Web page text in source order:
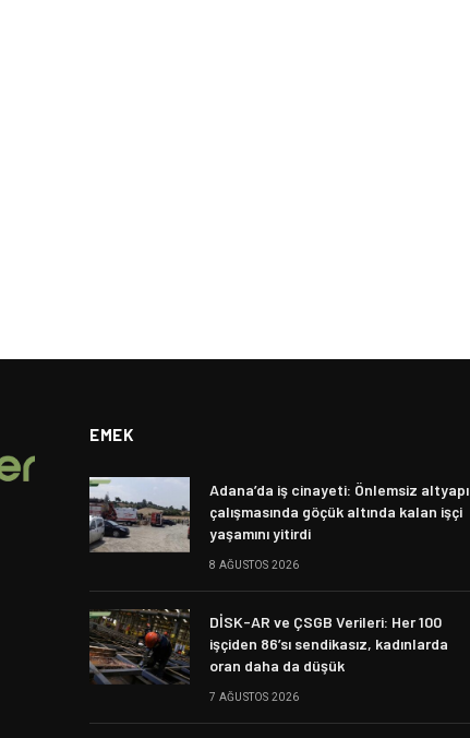
EMEK
Adana’da iş cinayeti: Önlemsiz altyapı
çalışmasında göçük altında kalan işçi
yaşamını yitirdi
8 AĞUSTOS 2026
DİSK-AR ve ÇSGB Verileri: Her 100
işçiden 86’sı sendikasız, kadınlarda
oran daha da düşük
7 AĞUSTOS 2026